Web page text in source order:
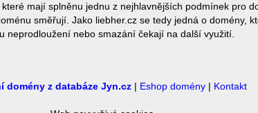
mají splněnu jednu z nejhlavnějších podmínek pro
směřují. Jako liebher.cz se tedy jedná o domény,
neprodloužení nebo smazání čekají na další využití.
domény z databáze Jyn.cz| Eshop domény| Kontakt